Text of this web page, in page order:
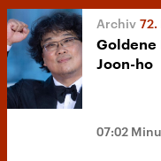
72.
Goldene
Joon-ho
07:02